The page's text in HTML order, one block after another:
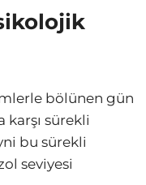
bölünen gün
karşı sürekli
bu sürekli
seviyesi